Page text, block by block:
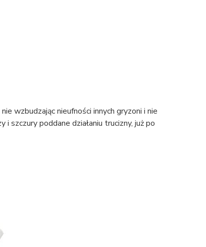
wzbudzając nieufności innych gryzoni i nie
szczury poddane działaniu trucizny, już po